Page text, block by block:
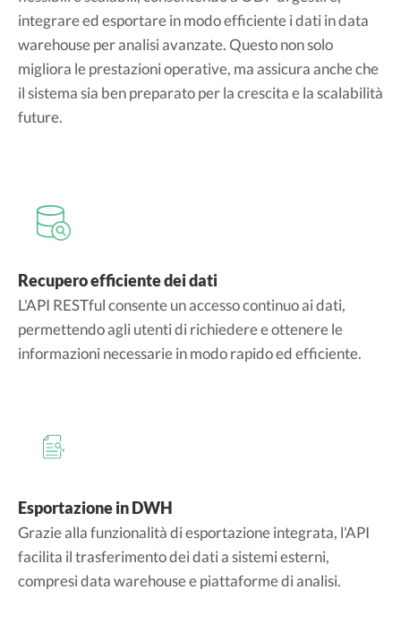
integrare ed esportare in modo efficiente i dati in data
warehouse per analisi avanzate. Questo non solo
migliora le prestazioni operative, ma assicura anche che
il sistema sia ben preparato per la crescita e la scalabilità
future.
Recupero efficiente dei dati
L'API RESTful consente un accesso continuo ai dati,
permettendo agli utenti di richiedere e ottenere le
informazioni necessarie in modo rapido ed efficiente.
Esportazione in DWH
Grazie alla funzionalità di esportazione integrata, l'API
facilita il trasferimento dei dati a sistemi esterni,
compresi data warehouse e piattaforme di analisi.